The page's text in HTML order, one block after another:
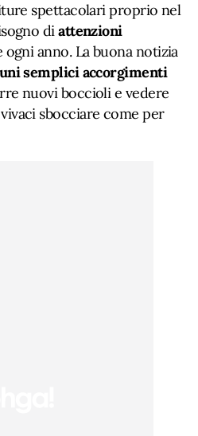
spettacolari proprio nel
diattenzioni
anno. La buona notizia
semplici accorgimenti
nuovi boccioli e vedere
sbocciare come per